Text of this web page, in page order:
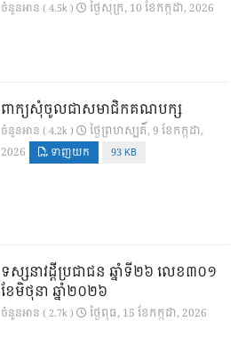
ចំនួនអាន ( 4.5k ) ថ្ងៃ​សុក្រ, 10 ខែ​កក្កដា, 2026
ពាក្យសុំចូលជាសមាជិកគណបក្ស
ចំនួនអាន ( 4.2k )
ថ្ងៃ​ព្រហស្បតិ៍, 9 ខែ​កក្កដា,
2026
ទាញយក 93 KB
ទស្សនាវដ្ដីប្រជាជន ឆ្នាំទី២៦ លេខ៣០១
ខែមិថុនា ឆ្នាំ២០២៦
ចំនួនអាន ( 2.7k ) ថ្ងៃ​ពុធ, 15 ខែ​កក្កដា, 2026